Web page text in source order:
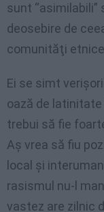
sunt “asimilabili”
deosebire de
comunităţi
Ei se simt
oază de latinitate
trebui să fie
Aş vrea să fiu
local şi
rasismul nu-l
vastez are zilnic